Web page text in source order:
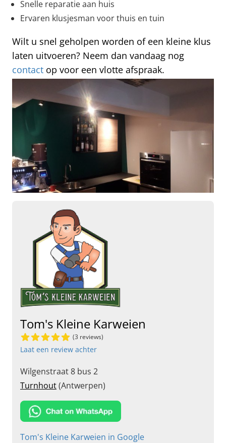
Snelle reparatie aan huis
Ervaren klusjesman voor thuis en tuin
Wilt u snel geholpen worden of een kleine klus
laten uitvoeren? Neem dan vandaag nog
contact op voor een vlotte afspraak.
Tom's Kleine Karweien
(3 reviews)
Laat een review achter
Wilgenstraat 8 bus 2
Turnhout(Antwerpen)
Tom's Kleine Karweien in Google